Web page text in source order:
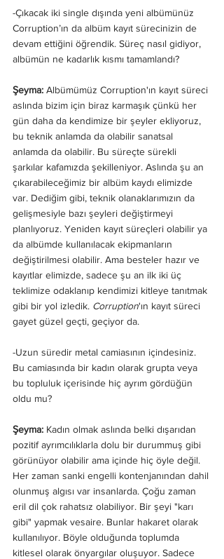
-Çıkacak iki single dışında yeni albümünüz
Corruption’ın da albüm kayıt sürecinizin de
devam ettiğini öğrendik. Süreç nasıl gidiyor,
albümün ne kadarlık kısmı tamamlandı?
Şeyma: Albümümüz Corruption'ın kayıt süreci
aslında bizim için biraz karmaşık çünkü her
gün daha da kendimize bir şeyler ekliyoruz,
bu teknik anlamda da olabilir sanatsal
anlamda da olabilir. Bu süreçte sürekli
şarkılar kafamızda şekilleniyor. Aslında şu an
çıkarabileceğimiz bir albüm kaydı elimizde
var. Dediğim gibi, teknik olanaklarımızın da
gelişmesiyle bazı şeyleri değiştirmeyi
planlıyoruz. Yeniden kayıt süreçleri olabilir ya
da albümde kullanılacak ekipmanların
değiştirilmesi olabilir. Ama besteler hazır ve
kayıtlar elimizde, sadece şu an ilk iki üç
teklimize odaklanıp kendimizi kitleye tanıtmak
gibi bir yol izledik. Corruption'ın kayıt süreci
gayet güzel geçti, geçiyor da.
-Uzun süredir metal camiasının içindesiniz.
Bu camiasında bir kadın olarak grupta veya
bu topluluk içerisinde hiç ayrım gördüğün
oldu mu?
Şeyma: Kadın olmak aslında belki dışarıdan
pozitif ayrımcılıklarla dolu bir durummuş gibi
görünüyor olabilir ama içinde hiç öyle değil.
Her zaman sanki engelli kontenjanından dahil
olunmuş algısı var insanlarda. Çoğu zaman
eril dil çok rahatsız olabiliyor. Bir şeyi "karı
gibi" yapmak vesaire. Bunlar hakaret olarak
kullanılıyor. Böyle olduğunda toplumda
kitlesel olarak önyargılar oluşuyor. Sadece